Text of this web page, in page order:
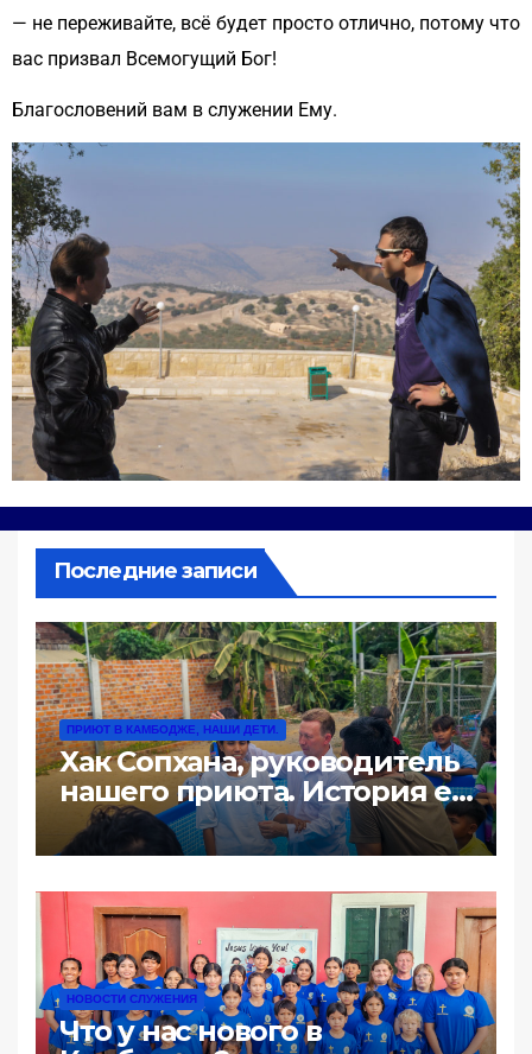
— не переживайте, всё будет просто отлично, потому что
вас призвал Всемогущий Бог!
Благословений вам в служении Ему.
Последние записи
ПРИЮТ В КАМБОДЖЕ, НАШИ ДЕТИ.
Хак Сопхана, руководитель
нашего приюта. История её
жизни: «100 долл за ночь
или почему жизнь такая
НОВОСТИ СЛУЖЕНИЯ
Что у нас нового в